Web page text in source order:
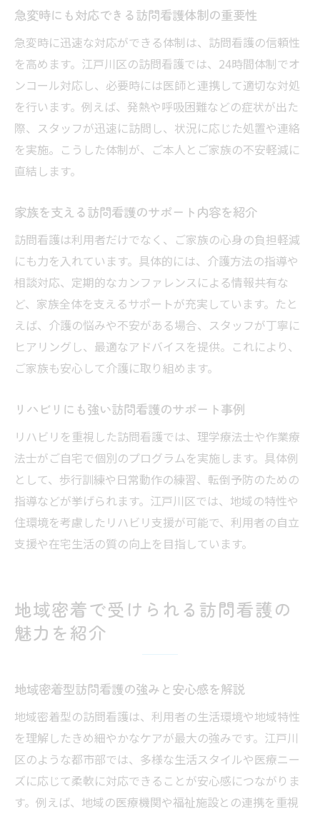
急変時にも対応できる訪問看護体制の重要性
急変時に迅速な対応ができる体制は、訪問看護の信頼性
を高めます。江戸川区の訪問看護では、24時間体制でオ
ンコール対応し、必要時には医師と連携して適切な対処
を行います。例えば、発熱や呼吸困難などの症状が出た
際、スタッフが迅速に訪問し、状況に応じた処置や連絡
を実施。こうした体制が、ご本人とご家族の不安軽減に
直結します。
家族を支える訪問看護のサポート内容を紹介
訪問看護は利用者だけでなく、ご家族の心身の負担軽減
にも力を入れています。具体的には、介護方法の指導や
相談対応、定期的なカンファレンスによる情報共有な
ど、家族全体を支えるサポートが充実しています。たと
えば、介護の悩みや不安がある場合、スタッフが丁寧に
ヒアリングし、最適なアドバイスを提供。これにより、
ご家族も安心して介護に取り組めます。
リハビリにも強い訪問看護のサポート事例
リハビリを重視した訪問看護では、理学療法士や作業療
法士がご自宅で個別のプログラムを実施します。具体例
として、歩行訓練や日常動作の練習、転倒予防のための
指導などが挙げられます。江戸川区では、地域の特性や
住環境を考慮したリハビリ支援が可能で、利用者の自立
支援や在宅生活の質の向上を目指しています。
地域密着で受けられる訪問看護の
魅力を紹介
地域密着型訪問看護の強みと安心感を解説
地域密着型の訪問看護は、利用者の生活環境や地域特性
を理解したきめ細やかなケアが最大の強みです。江戸川
区のような都市部では、多様な生活スタイルや医療ニー
ズに応じて柔軟に対応できることが安心感につながりま
す。例えば、地域の医療機関や福祉施設との連携を重視